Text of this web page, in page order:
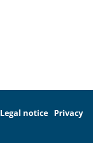
Legal notice Privacy